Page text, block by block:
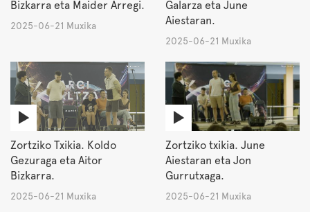
Bizkarra eta Maider Arregi.
2025-06-21 Muxika
Galarza eta June
Aiestaran.
2025-06-21 Muxika
Zortziko Txikia. Koldo
Gezuraga eta Aitor
Bizkarra.
2025-06-21 Muxika
Zortziko txikia. June
Aiestaran eta Jon
Gurrutxaga.
2025-06-21 Muxika